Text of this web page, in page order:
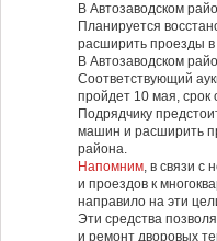
В Автозаводском
Планируется
расширить проезды в
В Автозаводском
Соответствующий
пройдет 10 мая, срок
Подрядчику
машин и расширить
района.
Напомним, в связи с
и проездов к
направило на эти
Эти средства
и ремонт дворовых